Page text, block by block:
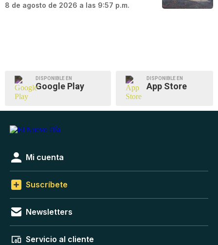
8 de agosto de 2026 a las 9:57 p.m.
DISPONIBLE EN
Google Play
DISPONIBLE EN
App Store
Mi cuenta
Suscríbete
Newsletters
Servicio al cliente